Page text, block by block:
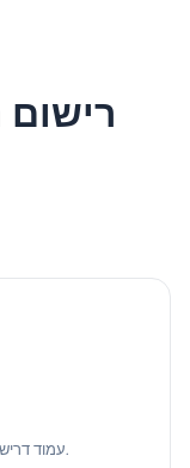
עמוד דרישות רגולטוריות לגישה למסמכים ורישום עסקאות.